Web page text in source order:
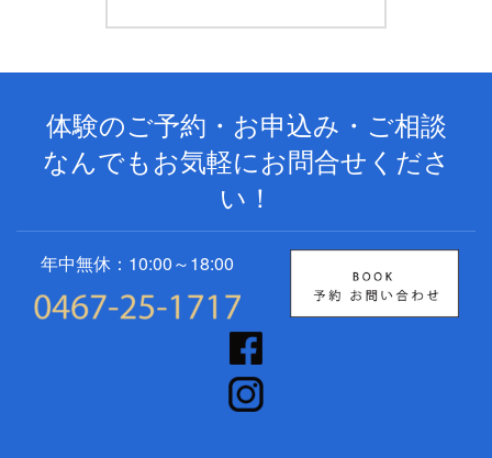
体験のご予約・お申込み・ご相談
なんでもお気軽にお問合せくださ
い！
年中無休：10:00～18:00